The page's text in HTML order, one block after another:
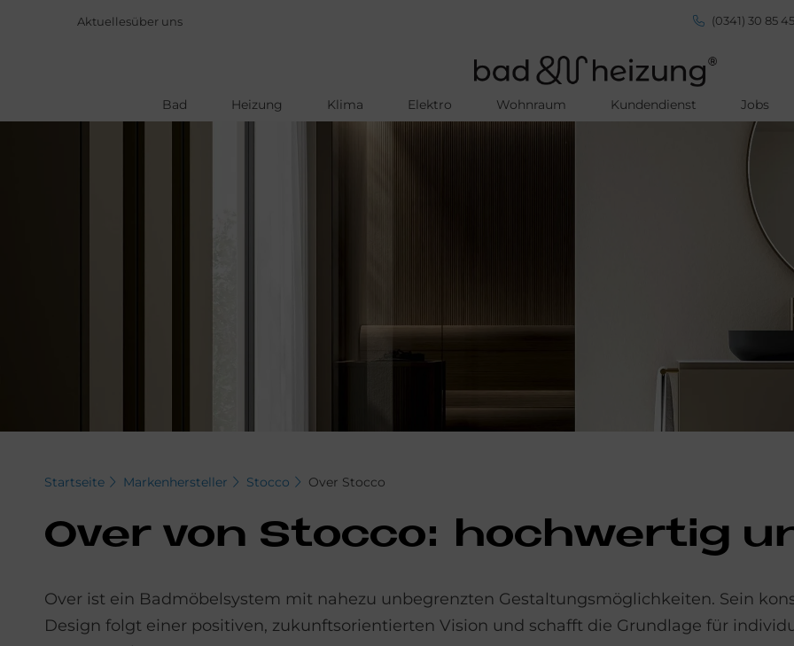
Aktuellesüber uns (0341) 30 85
Bad Heizung Klima Elektro Wohnraum Kundendienst Jobs
Startseite Markenhersteller Stocco Over Stocco
Over von Stoc­co: hoch­wer­tig
Over ist ein Badmöbelsystem mit nahezu unbegrenzten Gestaltungsmöglichkeiten. Sein
Design folgt einer positiven, zukunftsorientierten Vision und schafft die Grundlage für